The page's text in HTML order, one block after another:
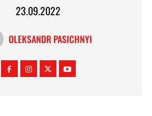
23.09.2022
OLEKSANDR PASICHNYI